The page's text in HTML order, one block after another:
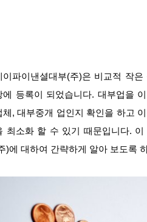
이파이낸셜대부(주)은 비교적 작
에 등록이 되었습니다. 대부업을
체, 대부중개 업인지 확인을 하고
최소화 할 수 있기 때문입니다.
)에 대하여 간략하게 알아 보도록